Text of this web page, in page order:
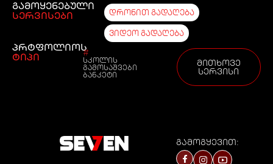
გამოყენებული
სერვისები
დრონით გადაღება
ვიდეო გადაღება
პრტფოლიოს
ტიპი
#
სკოლის
გამოსაშვები
ბანკეტი
მითხოვე
სერვისი
გამოგყევით: